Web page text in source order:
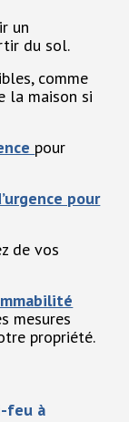
un
du sol.
comme
la maison si
pour
pour
de vos
mesures
propriété.
feu à